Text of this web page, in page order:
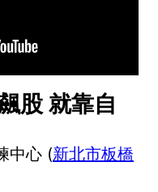
股 就靠自
中心 (新北市板橋